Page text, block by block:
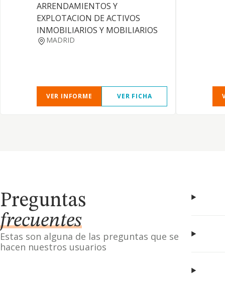
ARRENDAMIENTOS Y
EXPLOTACION DE ACTIVOS
INMOBILIARIOS Y MOBILIARIOS
MADRID
VER INFORME VER FICHA
Preguntas
frecuentes
Estas son alguna de las preguntas que se
hacen nuestros usuarios